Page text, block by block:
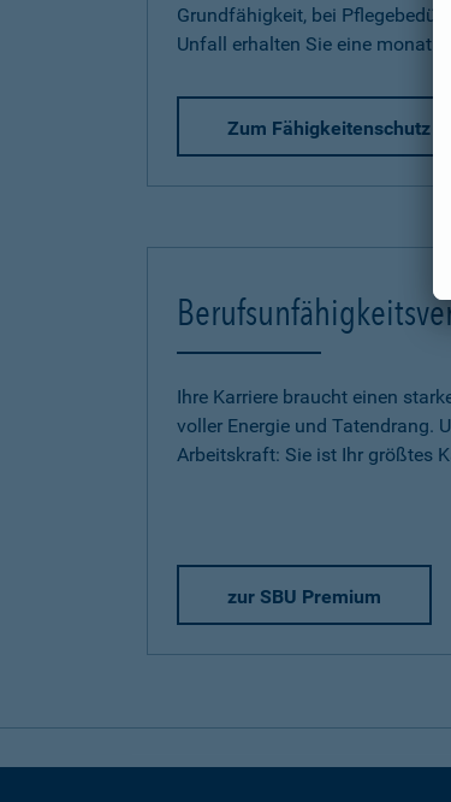
Grundfähigkeit, bei
Unfall erhalten Sie eine
Zum Fähigkeitenschutz
Ihre Karriere braucht einen
voller Energie und Tatendrang.
Arbeitskraft: Sie ist Ihr größtes
zur SBU Premium